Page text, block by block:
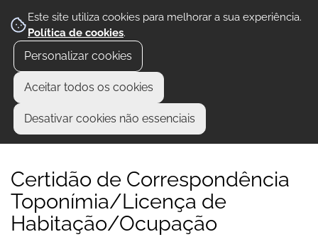
Este site utiliza cookies para melhorar a sua experiência.
Política de cookies.
Personalizar cookies
Aceitar todos os cookies
Desativar cookies não essenciais
Certidão de Correspondência
Toponímia/Licença de
Habitação/Ocupação